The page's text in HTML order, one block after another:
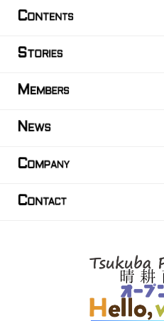
CONTENTS
STORIES
M EMBERS
N EWS
COMPANY
CONTACT